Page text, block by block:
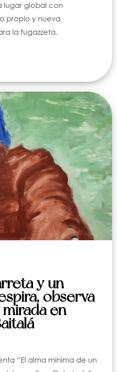
lugar global con
propio y nueva
la fugazzeta.
y un
observa
en
“El alma mínima de un